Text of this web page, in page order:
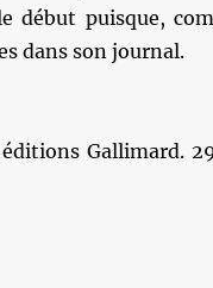
début puisque,
dans son journal.
Gallimard.